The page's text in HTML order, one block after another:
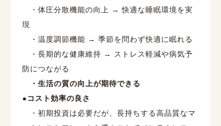
・体圧分散機能の向上
→快適な睡眠環境を実
現
・温度調節機能 → 季節を問わず快適に眠れる
・長期的な健康維持 →
ストレス軽減や病気予
防につながる
・生活の質の向上が期待できる
● コスト効率の良さ
・初期投資は必要だが、長持ちする高品質なマ